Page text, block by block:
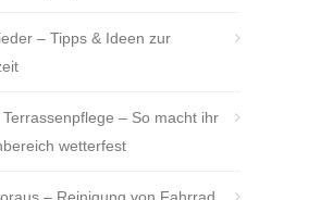
– Tipps & Ideen zur
– So macht ihr
wetterfest